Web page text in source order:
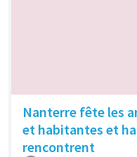
Nanterre fête les
et habitantes et
rencontrent